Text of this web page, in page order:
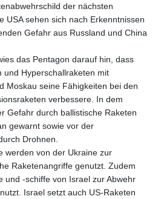
der nächsten
USA sehen sich nach Erkenntnissen
Gefahr aus Russland und China
das Pentagon darauf hin, dass
und Hyperschallraketen mit
Moskau seine Fähigkeiten bei den
verbessere. In dem
Gefahr durch ballistische Raketen
gewarnt sowie vor der
Drohnen.
werden von der Ukraine zur
Raketenangriffe genutzt. Zudem
und -schiffe von Israel zur Abwehr
Israel setzt auch US-Raketen